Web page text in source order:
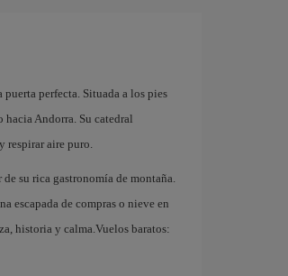
puerta perfecta. Situada a los pies
hacia Andorra. Su catedral
aire puro.
su rica gastronomía de montaña.
escapada de compras o nieve en
historia y calma.Vuelos baratos: